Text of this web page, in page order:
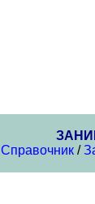
Справочник /